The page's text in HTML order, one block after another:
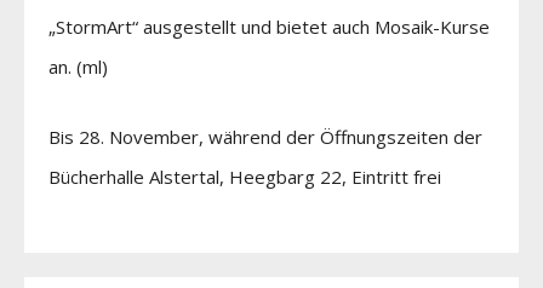
„StormArt“ ausgestellt und bietet auch Mosaik-Kurse
an. (ml)
Bis 28. November, während der Öffnungszeiten der
Bücherhalle Alstertal, Heegbarg 22, Eintritt frei